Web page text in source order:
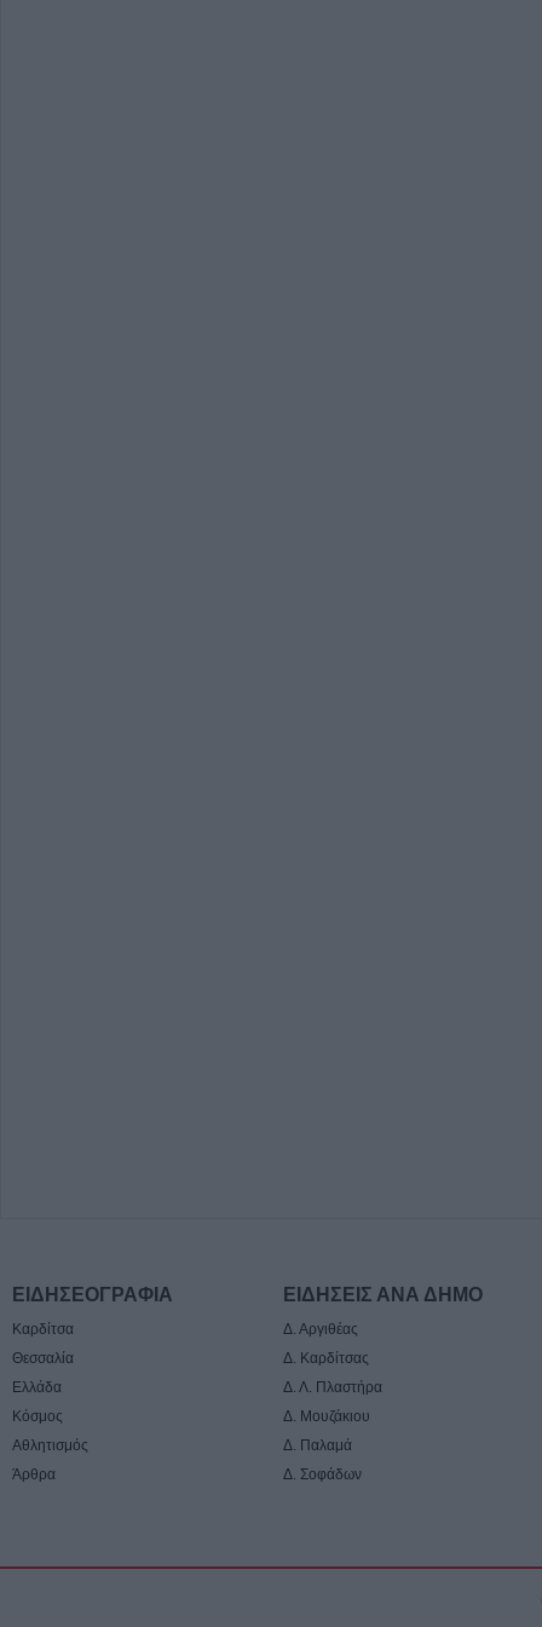
ΕΙΔΗΣΕΟΓΡΑΦΙΑ
Καρδίτσα
Θεσσαλία
Ελλάδα
Κόσμος
Αθλητισμός
Άρθρα
ΕΙΔΗΣΕΙΣ ΑΝΑ ΔΗΜΟ
Δ. Αργιθέας
Δ. Καρδίτσας
Δ. Λ. Πλαστήρα
Δ. Μουζάκιου
Δ. Παλαμά
Δ. Σοφάδων